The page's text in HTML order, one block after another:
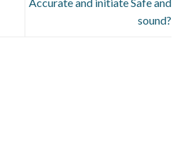
sound?
pressure